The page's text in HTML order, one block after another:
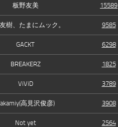
板野友美 15589
樹、たまにムック。 9585
GACKT 6298
BREAKERZ 1825
ViViD 3789
高見沢俊彦) 3908
Not yet 2564